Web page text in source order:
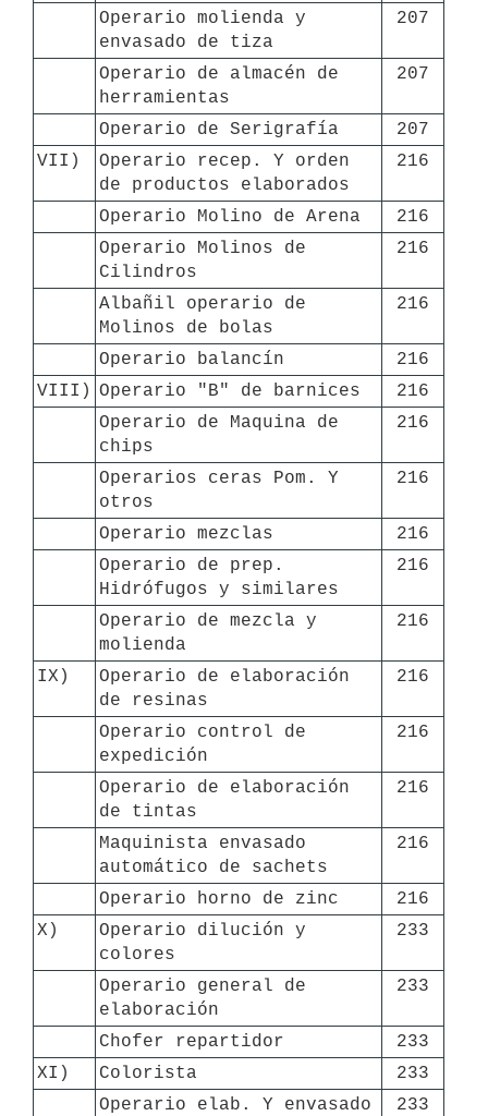
Operario molienda y
envasado de tiza
207
Operario de almacén de
herramientas
207
Operario de Serigrafía
207
VII)
Operario recep. Y orden
de productos elaborados
216
Operario Molino de Arena
216
Operario Molinos de
Cilindros
216
Albañil operario de
Molinos de bolas
216
Operario balancín
216
VIII) Operario "B" de barnices
216
Operario de Maquina de
chips
216
Operarios ceras Pom. Y
otros
216
Operario mezclas
216
Operario de prep.
Hidrófugos y similares
216
Operario de mezcla y
molienda
216
IX)
Operario de elaboración
de resinas
216
Operario control de
expedición
216
Operario de elaboración
de tintas
216
Maquinista envasado
automático de sachets
216
Operario horno de zinc
216
X)
Operario dilución y
colores
233
Operario general de
elaboración
233
Chofer repartidor
233
XI)
Colorista
233
Operario elab. Y envasado
233